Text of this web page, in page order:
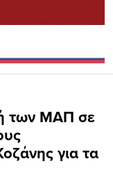
των ΜΑΠ σε
για τα